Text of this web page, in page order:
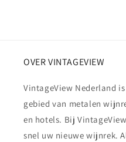
OVER VINTAGEVIEW
VintageView Nederland
gebied van metalen
en hotels. Bij
snel uw nieuwe wijnrek.